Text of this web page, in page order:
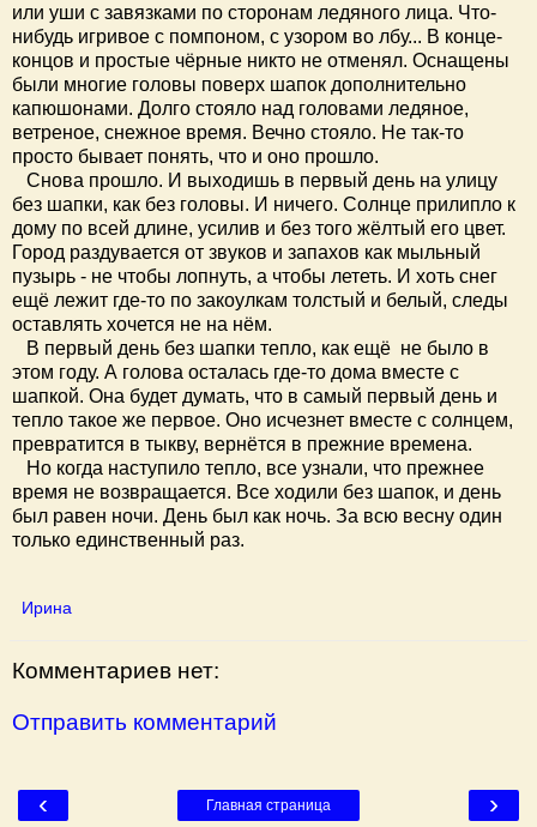
или уши с завязками по сторонам ледяного лица. Что-
нибудь игривое с помпоном, с узором во лбу... В конце-
концов и простые чёрные никто не отменял. Оснащены
были многие головы поверх шапок дополнительно
капюшонами. Долго стояло над головами ледяное,
ветреное, снежное время. Вечно стояло. Не так-то
просто бывает понять, что и оно прошло.
Снова прошло. И выходишь в первый день на улицу
без шапки, как без головы. И ничего. Солнце прилипло к
дому по всей длине, усилив и без того жёлтый его цвет.
Город раздувается от звуков и запахов как мыльный
пузырь - не чтобы лопнуть, а чтобы лететь. И хоть снег
ещё лежит где-то по закоулкам толстый и белый, следы
оставлять хочется не на нём.
В первый день без шапки тепло, как ещё не было в
этом году. А голова осталась где-то дома вместе с
шапкой. Она будет думать, что в самый первый день и
тепло такое же первое. Оно исчезнет вместе с солнцем,
превратится в тыкву, вернётся в прежние времена.
Но когда наступило тепло, все узнали, что прежнее
время не возвращается. Все ходили без шапок, и день
был равен ночи. День был как ночь. За всю весну один
только единственный раз.
Ирина
Комментариев нет:
Отправить комментарий
‹ ›
Главная страница